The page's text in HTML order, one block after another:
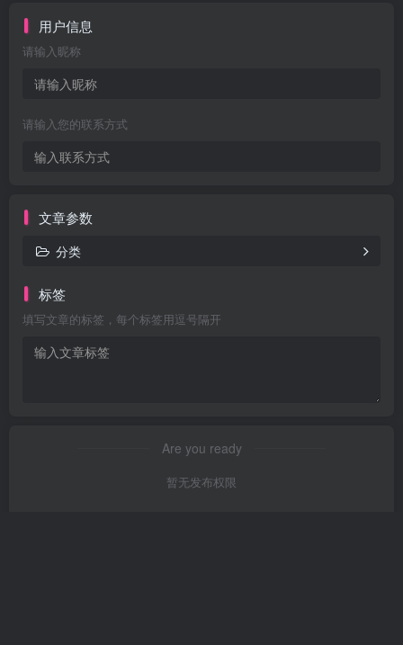
用户信息
请输入昵称
请输入您的联系方式
文章参数
分类
标签
填写文章的标签，每个标签用逗号隔开
Are you ready
暂无发布权限